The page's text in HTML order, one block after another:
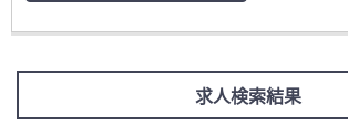
求人検索結果